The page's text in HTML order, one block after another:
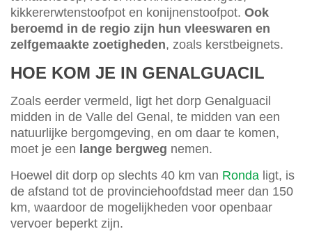
kikkererwtenstoofpot en konijnenstoofpot. Ook
beroemd in de regio zijn hun vleeswaren en
zelfgemaakte zoetigheden, zoals kerstbeignets.
HOE KOM JE IN GENALGUACIL
Zoals eerder vermeld, ligt het dorp Genalguacil
midden in de Valle del Genal, te midden van een
natuurlijke bergomgeving, en om daar te komen,
moet je een lange bergweg nemen.
Hoewel dit dorp op slechts 40 km van Ronda ligt, is
de afstand tot de provinciehoofdstad meer dan 150
km, waardoor de mogelijkheden voor openbaar
vervoer beperkt zijn.